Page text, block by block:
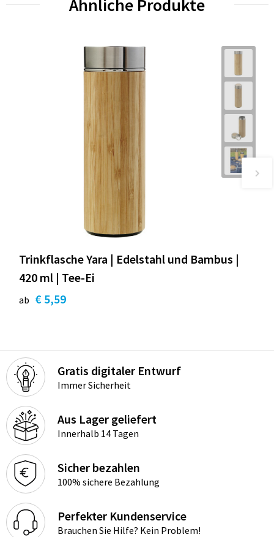
Ähnliche Produkte
Trinkflasche Yara | Edelstahl und Bambus |
420 ml | Tee-Ei
ab € 5,59
Gratis digitaler Entwurf
Immer Sicherheit
Aus Lager geliefert
Innerhalb 14 Tagen
Sicher bezahlen
100% sichere Bezahlung
Perfekter Kundenservice
Brauchen Sie Hilfe? Kein Problem!